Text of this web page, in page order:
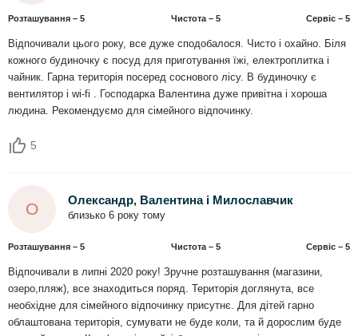
Розташування – 5 Чистота – 5 Сервіс – 5
Відпочивали цього року, все дуже сподобалося. Чисто і охайно. Біля
кожного будиночку є посуд для приготування їжі, електроплитка і
чайник. Гарна територія посеред соснового лісу. В будиночку є
вентилятор і wi-fi . Господарка Валентина дуже привітна і хороша
людина. Рекомендуємо для сімейного відпочинку.
5
О Олександр, Валентина і Милославчик
близько 6 року тому
Розташування – 5 Чистота – 5 Сервіс – 5
Відпочивали в липні 2020 року! Зручне розташування (магазини,
озеро,пляж), все знаходиться поряд. Територія доглянута, все
необхідне для сімейного відпочинку присутнє. Для дітей гарно
облаштована територія, сумувати не буде коли, та й дорослим буде